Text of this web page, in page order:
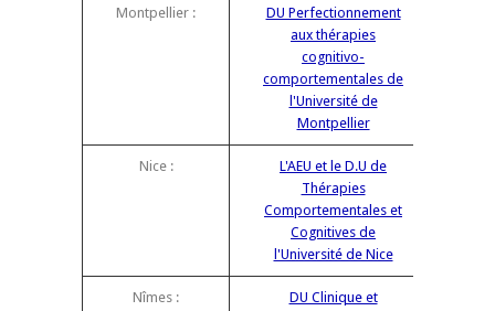
Montpellier :
DU Perfectionnement
aux thérapies
cognitivo-
comportementales de
l'Université de
Montpellier
Nice :
L'AEU et le D.U de
Thérapies
Comportementales et
Cognitives de
l'Université de Nice
Nîmes :
DU Clinique et